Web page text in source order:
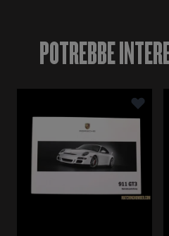
POTREBBE
È possibile navigare tra
Premere per saltare il